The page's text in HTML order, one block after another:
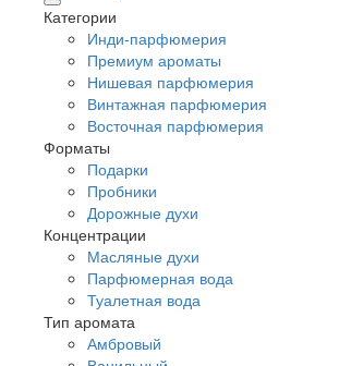
Категории
Инди-парфюмерия
Премиум ароматы
Нишевая парфюмерия
Винтажная парфюмерия
Восточная парфюмерия
Форматы
Подарки
Пробники
Дорожные духи
Концентрации
Масляные духи
Парфюмерная вода
Туалетная вода
Тип аромата
Амбровый